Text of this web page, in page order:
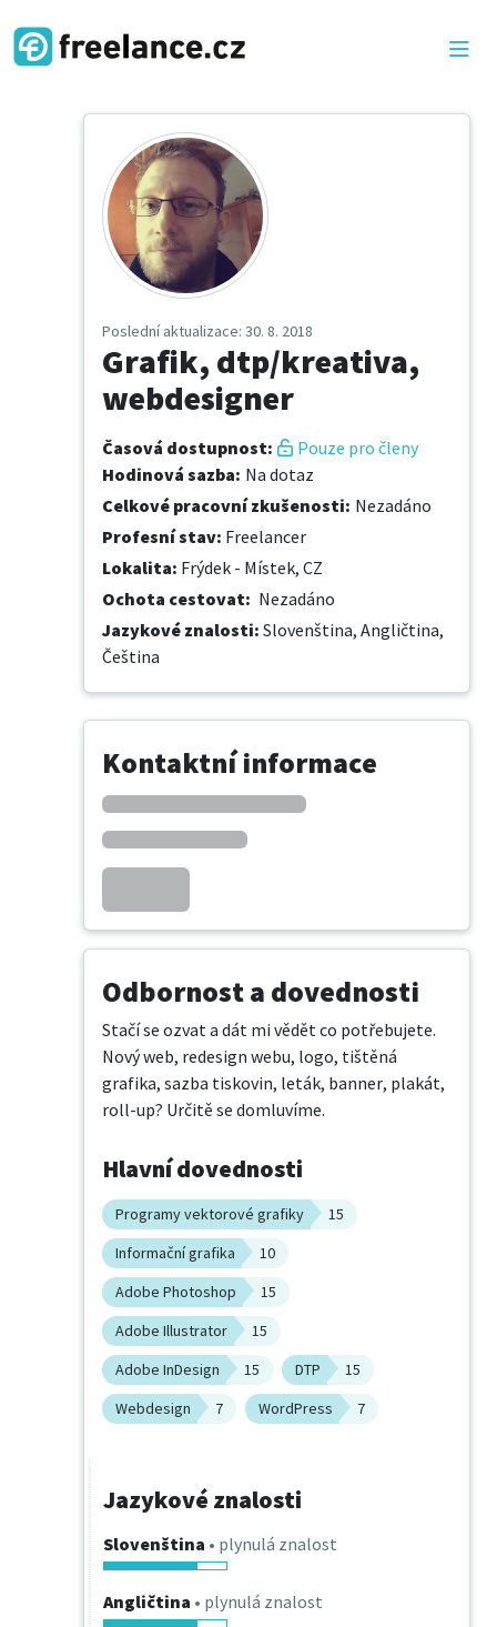
Poslední aktualizace: 30. 8. 2018
Grafik, dtp/kreativa,
webdesigner
Časová dostupnost:
Pouze pro členy
Hodinová sazba: Na dotaz
Celkové pracovní zkušenosti: Nezadáno
Profesní stav: Freelancer
Lokalita: Frýdek - Místek, CZ
Ochota cestovat: Nezadáno
Jazykové znalosti: Slovenština, Angličtina,
Čeština
Kontaktní informace
Odbornost a dovednosti
Stačí se ozvat a dát mi vědět co potřebujete.
Nový web, redesign webu, logo, tištěná
grafika, sazba tiskovin, leták, banner, plakát,
roll-up? Určitě se domluvíme.
Hlavní dovednosti
Programy vektorové grafiky
15
Informační grafika
10
Adobe Photoshop
15
Adobe Illustrator
15
Adobe InDesign
15 DTP
15
Webdesign
7 WordPress 7
Jazykové znalosti
Slovenština • plynulá znalost
Angličtina • plynulá znalost